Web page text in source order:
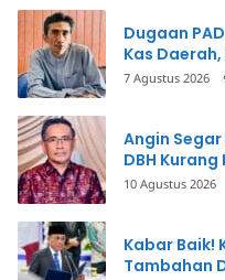
Dugaan
Kas
Terkait
7 Agustus 2026
Angin
DBH
10 Agustus 2026
Kabar Baik!
Tambahan